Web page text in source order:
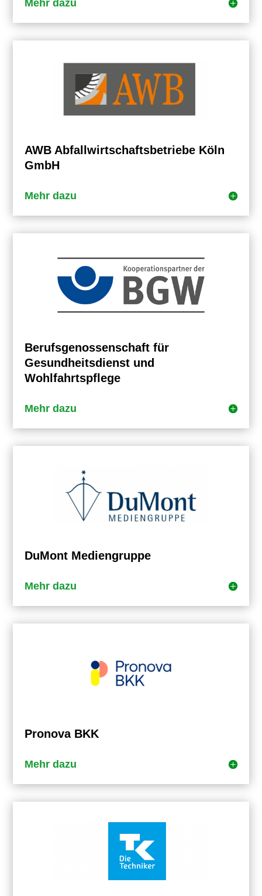
Mehr dazu
AWB Abfallwirtschaftsbetriebe Köln
GmbH
Mehr dazu
Berufsgenossenschaft für
Gesundheitsdienst und
Wohlfahrtspflege
Mehr dazu
DuMont Mediengruppe
Mehr dazu
Pronova BKK
Mehr dazu